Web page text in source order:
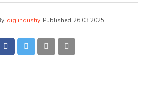
digiindustry Published 26.03.2025